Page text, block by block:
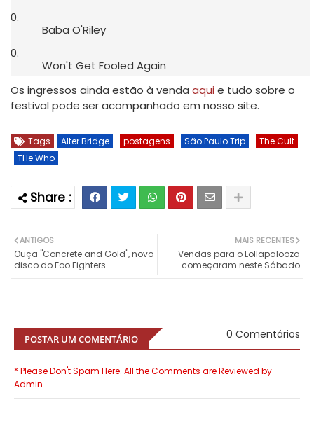
Baba O'Riley
Won't Get Fooled Again
Os ingressos ainda estão à venda aquie tudo sobre o
festival pode ser acompanhado em nosso site.
Tags Alter Bridge postagens São Paulo Trip
The Cult
THe Who
MAIS RECENTES
Vendas para o Lollapalooza
começaram neste Sábado
ANTIGOS
Ouça "Concrete and Gold", novo
disco do Foo Fighters
POSTAR UM COMENTÁRIO 0 Comentários
* Please Don't Spam Here. All the Comments are Reviewed by
Admin.